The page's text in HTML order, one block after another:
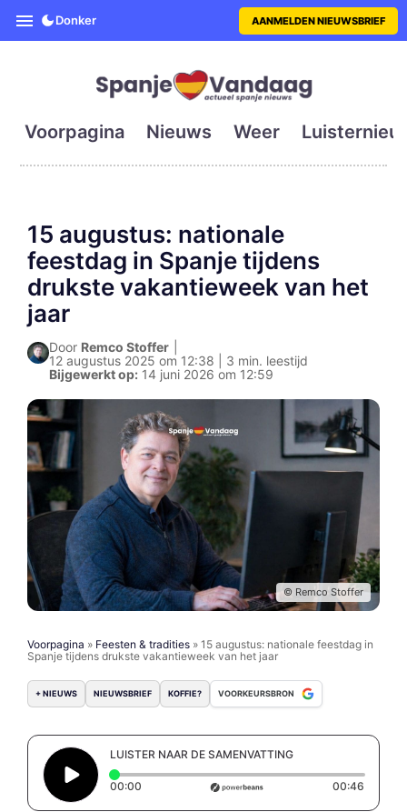
SpanjeVandaag is de eerste
Donker AANMELDEN NIEUWSBRIEF
Voorpagina Nieuws Weer
15 augustus: nationale
feestdag in Spanje tijdens
drukste vakantieweek van het
jaar
Door Remco Stoffer
12 augustus 2025 om 12:38 | 3 min. leestijd
Bijgewerkt op: 14 juni 2026 om 12:59
© Remco Stoffer
Voorpagina » Feesten & tradities » 15 augustus: nationale feestdag in
Spanje tijdens drukste vakantieweek van het jaar
+ NIEUWS NIEUWSBRIEF KOFFIE? VOORKEURSBRON
LUISTER NAAR DE SAMENVATTING
00:00 Elapsed time: 0 seconds 00:46